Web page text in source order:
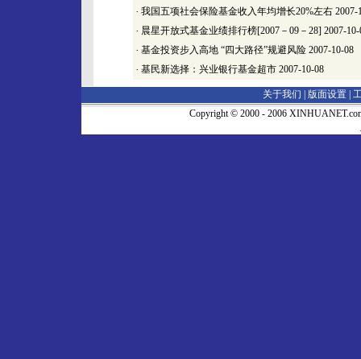
· 我国五项社会保险基金收入年均增长20%左右 2007-
· 晨星开放式基金业绩排行榜[2007－09－28] 2007-10-
· 基金投资步入高地 “四大路径”规避风险 2007-10-08
· 基民新选择：兴业银行基金超市 2007-10-08
关于我们 | 版面设置
Copyright © 2000 - 2006